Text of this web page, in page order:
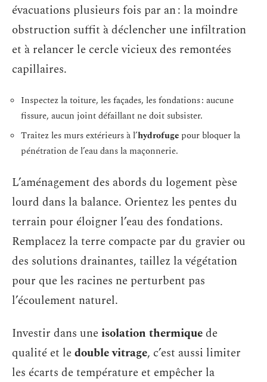
évacuations plusieurs fois par an : la moindre
obstruction suffit à déclencher une infiltration
et à relancer le cercle vicieux des remontées
capillaires.
Inspectez la toiture, les façades, les fondations : aucune
fissure, aucun joint défaillant ne doit subsister.
Traitez les murs extérieurs à l’hydrofuge pour bloquer la
pénétration de l’eau dans la maçonnerie.
L’aménagement des abords du logement pèse
lourd dans la balance. Orientez les pentes du
terrain pour éloigner l’eau des fondations.
Remplacez la terre compacte par du gravier ou
des solutions drainantes, taillez la végétation
pour que les racines ne perturbent pas
l’écoulement naturel.
Investir dans uneisolation thermiquede
qualité et ledouble vitrage, c’est aussi limiter
les écarts de température et empêcher la